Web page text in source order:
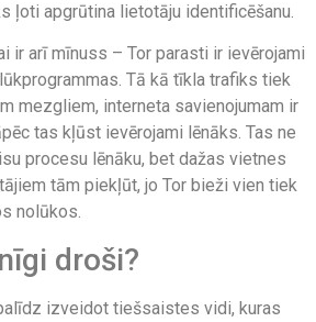
ļoti apgrūtina lietotāju identificēšanu.
ir arī mīnuss – Tor parasti ir ievērojami
Tā kā tīkla trafiks tiek
mezgliem, interneta savienojumam ir
tas kļūst ievērojami lēnāks. Tas ne
procesu lēnāku, bet dažas vietnes
tām piekļūt, jo Tor bieži vien tiek
nolūkos.
droši?
izveidot tiešsaistes vidi, kuras